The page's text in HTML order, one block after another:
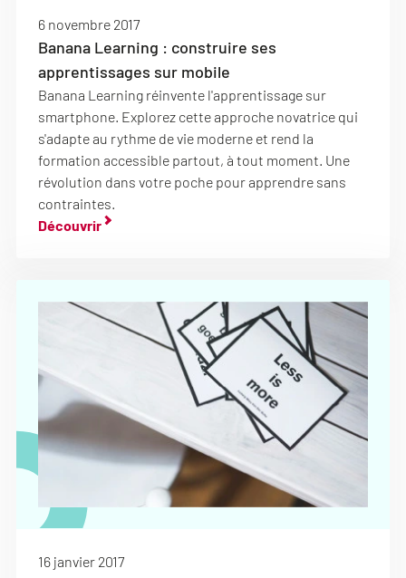
6 novembre 2017
Banana Learning : construire ses
apprentissages sur mobile
Banana Learning réinvente l'apprentissage sur
smartphone. Explorez cette approche novatrice qui
s'adapte au rythme de vie moderne et rend la
formation accessible partout, à tout moment. Une
révolution dans votre poche pour apprendre sans
contraintes.
Découvrir
16 janvier 2017